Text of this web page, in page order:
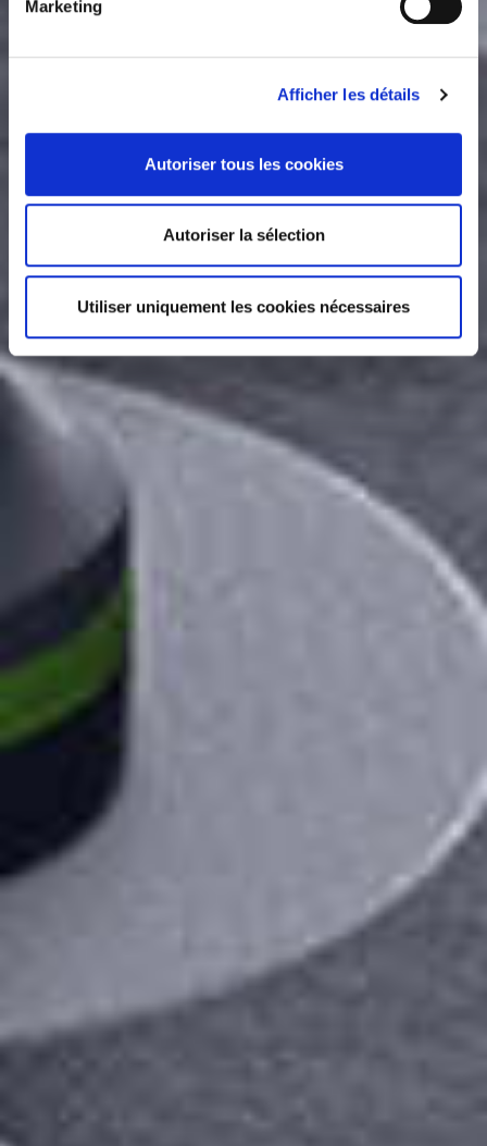
Marketing
Afficher les détails
Autoriser tous les cookies
Autoriser la sélection
Utiliser uniquement les cookies nécessaires